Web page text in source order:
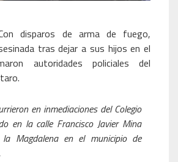
Con disparos de arma de fuego,
tras dejar a sus hijos en el
autoridades policiales del
en inmediaciones del Colegio
en la calle Francisco Javier Mina
Magdalena en el municipio de